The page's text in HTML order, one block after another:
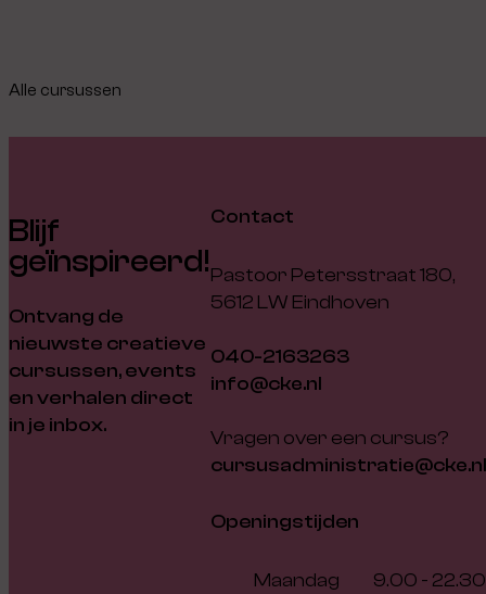
Alle cursussen
Blijf
geïnspireerd!
Ontvang de
nieuwste creatieve
cursussen, events
en verhalen direct
in je inbox.
Contact
Pastoor Petersstraat 180,
5612 LW Eindhoven
040-2163263
info@cke.nl
Vragen over een cursus?
cursusadministratie@cke.nl
Openingstijden
Maandag
9.00 - 22.30